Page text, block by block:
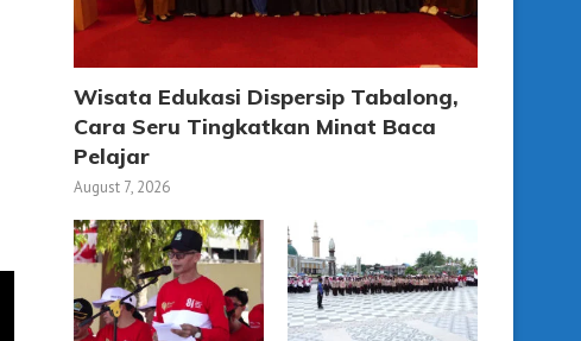
Wisata Edukasi Dispersip Tabalong,
Cara Seru Tingkatkan Minat Baca
Pelajar
August 7, 2026